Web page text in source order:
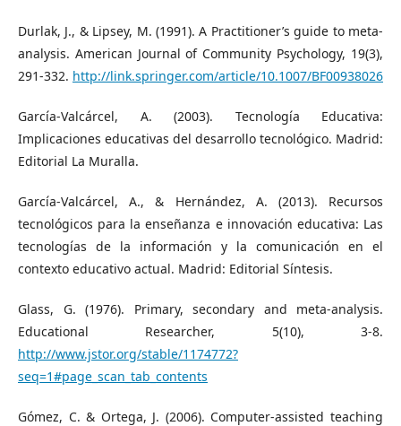
Durlak, J., & Lipsey, M. (1991). A Practitioner’s guide to meta-
analysis. American Journal of Community Psychology, 19(3),
291-332. http://link.springer.com/article/10.1007/BF00938026
García-Valcárcel, A. (2003). Tecnología Educativa:
Implicaciones educativas del desarrollo tecnológico. Madrid:
Editorial La Muralla.
García-Valcárcel, A., & Hernández, A. (2013). Recursos
tecnológicos para la enseñanza e innovación educativa: Las
tecnologías de la información y la comunicación en el
contexto educativo actual. Madrid: Editorial Síntesis.
Glass, G. (1976). Primary, secondary and meta-analysis.
Educational Researcher, 5(10), 3-8.
http://www.jstor.org/stable/1174772?
seq=1#page_scan_tab_contents
Gómez, C. & Ortega, J. (2006). Computer-assisted teaching